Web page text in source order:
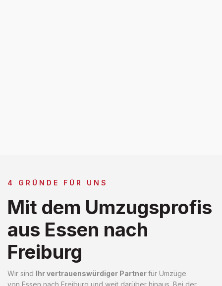
4 GRÜNDE FÜR UNS
Mit dem Umzugsprofis
aus Essen nach
Freiburg
Wir sind Ihr vertrauenswürdiger Partnerfür Umzüge
von Essen nach Freiburg und weit darüber hinaus. Bei der